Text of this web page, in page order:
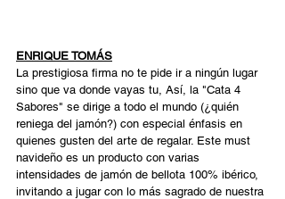
ENRIQUE TOMÁS
La prestigiosa firma no te pide ir a ningún lugar
sino que va donde vayas tu, Así, la "Cata 4
Sabores" se dirige a todo el mundo (¿quién
reniega del jamón?) con especial énfasis en
quienes gusten del arte de regalar. Este must
navideño es un producto con varias
intensidades de jamón de bellota 100% ibérico,
invitando a jugar con lo más sagrado de nuestra